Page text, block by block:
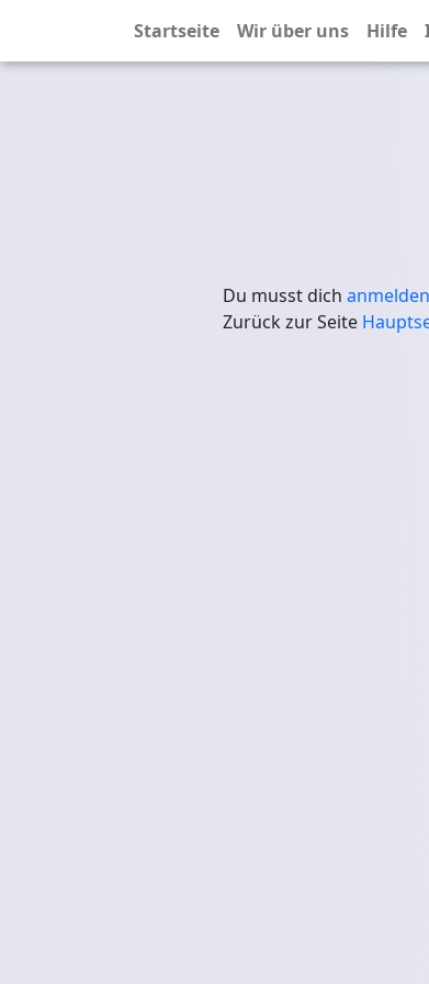
Startseite Wir über uns Hilfe
Du musst dich anmelden
Zurück zur Seite